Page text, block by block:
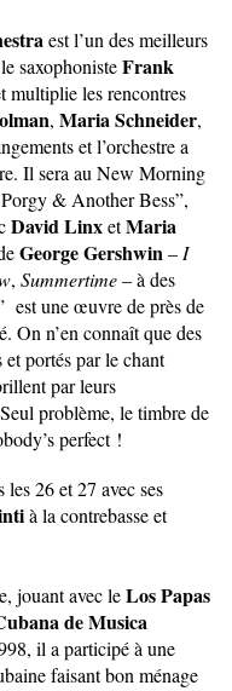
est l’un des meilleurs
saxophonisteFrank
multiplie les rencontres
, Maria Schneider,
et l’orchestre a
Il sera au New Morning
& Another Bess”,
David LinxetMaria
George Gershwin– I
, Summertime– à des
est une œuvre de près de
On n’en connaît que des
portés par le chant
par leurs
problème, le timbre de
perfect !
26 et 27 avec ses
à la contrebasse et
jouant avec leLos Papas
de Musica
il a participé à une
faisant bon ménage